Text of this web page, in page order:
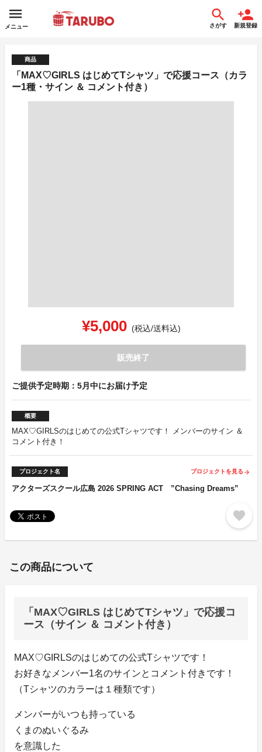
メニュー さがす 新規登録
商品
「MAX♡GIRLS はじめてTシャツ」で応援コース（カラ
ー1種・サイン ＆ コメント付き）
¥5,000 (税込/送料込)
販売終了
ご提供予定時期：5月中にお届け予定
概要
MAX♡GIRLSのはじめての公式Tシャツです！ メンバーのサイン ＆
コメント付き！
プロジェクト名 プロジェクトを見る arrow_forward
アクターズスクール広島 2026 SPRING ACT ”Chasing Dreams”
favorite
この商品について
「MAX♡GIRLS はじめてTシャツ」で応援コ
ース（サイン ＆ コメント付き）
MAX♡GIRLSのはじめての公式Tシャツです！
お好きなメンバー1名のサインとコメント付きです！
（Tシャツのカラーは１種類です）
メンバーがいつも持っている
くまのぬいぐるみ
を意識した